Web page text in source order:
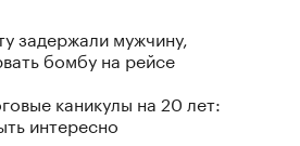
задержали мужчину,
бомбу на рейсе
каникулы на 20 лет:
интересно